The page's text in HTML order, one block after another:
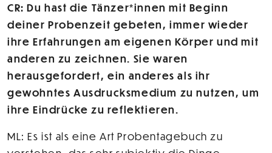
CR: Du hast die Tänzer*innen mit Beginn
deiner Probenzeit gebeten, immer wieder
ihre Erfahrungen am eigenen Körper und mit
anderen zu zeichnen. Sie waren
herausgefordert, ein anderes als ihr
gewohntes Ausdrucksmedium zu nutzen, um
ihre Eindrücke zu reflektieren.
ML: Es ist als eine Art Probentagebuch zu